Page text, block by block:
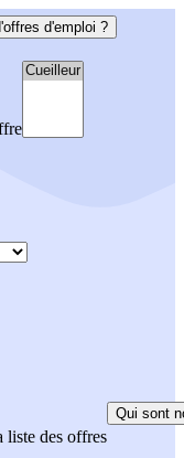
d'emploi ?
liste des offres
Qui sont